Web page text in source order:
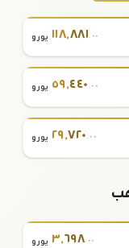
١١٨,٨٨١.٠٠ يورو
٥٩,٤٤٠ .٠٠ يورو
٢٩,٧٢٠ .٠٠ يورو
٣,٦٩٨.٠٠ يورو